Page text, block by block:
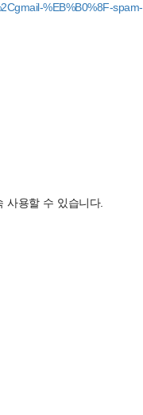
%EB%B0%8F-spam-
사용할 수 있습니다.